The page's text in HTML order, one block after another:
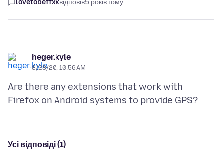
lovetobeffxxвідповів5 років тому
heger.kyle
8/28/20, 10:56 AM
Are there any extensions that work with
Усі відповіді (1)